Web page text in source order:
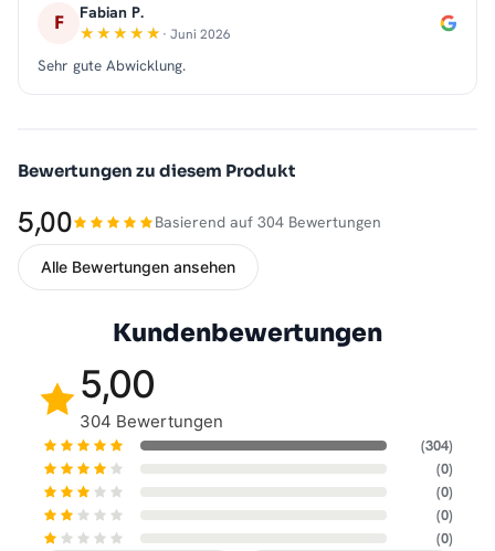
F Fabian P.
· Juni 2026
Sehr gute Abwicklung.
Bewertungen zu diesem Produkt
5,00 Basierend auf 304 Bewertungen
Alle Bewertungen ansehen
Kundenbewertungen
5,00
304 Bewertungen
(304)
(0)
(0)
(0)
(0)